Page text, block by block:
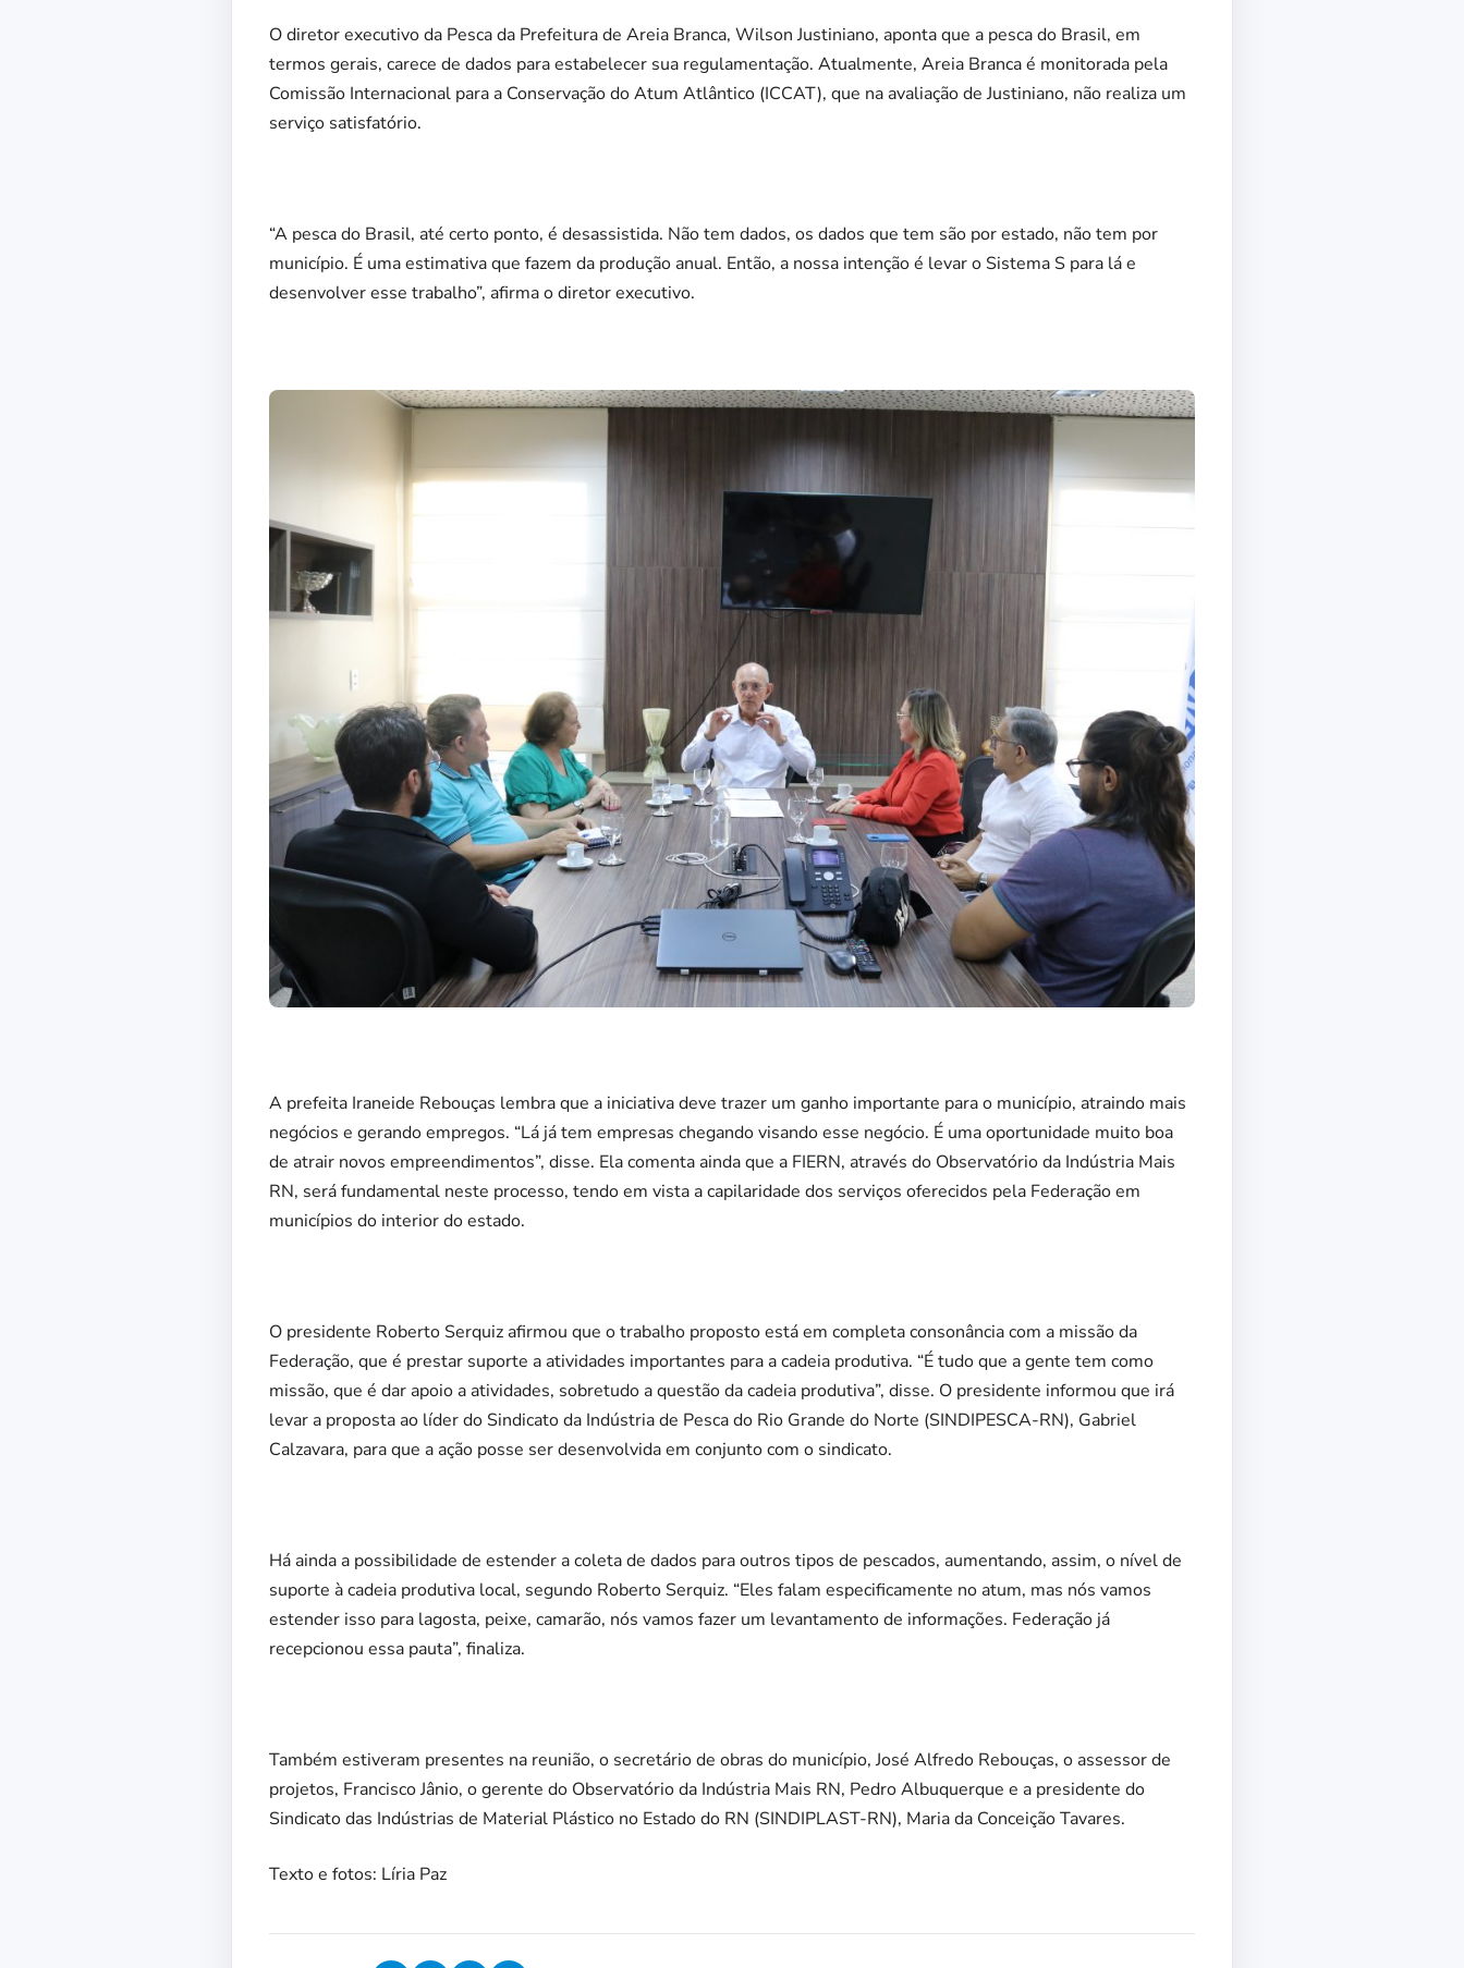
O diretor executivo da Pesca da Prefeitura de Areia Branca, Wilson Justiniano, aponta que a pesca do Brasil, em
termos gerais, carece de dados para estabelecer sua regulamentação. Atualmente, Areia Branca é monitorada pela
Comissão Internacional para a Conservação do Atum Atlântico (ICCAT), que na avaliação de Justiniano, não realiza um
serviço satisfatório.
“A pesca do Brasil, até certo ponto, é desassistida. Não tem dados, os dados que tem são por estado, não tem por
município. É uma estimativa que fazem da produção anual. Então, a nossa intenção é levar o Sistema S para lá e
desenvolver esse trabalho”, afirma o diretor executivo.
A prefeita Iraneide Rebouças lembra que a iniciativa deve trazer um ganho importante para o município, atraindo mais
negócios e gerando empregos. “Lá já tem empresas chegando visando esse negócio. É uma oportunidade muito boa
de atrair novos empreendimentos”, disse. Ela comenta ainda que a FIERN, através do Observatório da Indústria Mais
RN, será fundamental neste processo, tendo em vista a capilaridade dos serviços oferecidos pela Federação em
municípios do interior do estado.
O presidente Roberto Serquiz afirmou que o trabalho proposto está em completa consonância com a missão da
Federação, que é prestar suporte a atividades importantes para a cadeia produtiva. “É tudo que a gente tem como
missão, que é dar apoio a atividades, sobretudo a questão da cadeia produtiva”, disse. O presidente informou que irá
levar a proposta ao líder do Sindicato da Indústria de Pesca do Rio Grande do Norte (SINDIPESCA-RN), Gabriel
Calzavara, para que a ação posse ser desenvolvida em conjunto com o sindicato.
Há ainda a possibilidade de estender a coleta de dados para outros tipos de pescados, aumentando, assim, o nível de
suporte à cadeia produtiva local, segundo Roberto Serquiz. “Eles falam especificamente no atum, mas nós vamos
estender isso para lagosta, peixe, camarão, nós vamos fazer um levantamento de informações. Federação já
recepcionou essa pauta”, finaliza.
Também estiveram presentes na reunião, o secretário de obras do município, José Alfredo Rebouças, o assessor de
projetos, Francisco Jânio, o gerente do Observatório da Indústria Mais RN, Pedro Albuquerque e a presidente do
Sindicato das Indústrias de Material Plástico no Estado do RN (SINDIPLAST-RN), Maria da Conceição Tavares.
Texto e fotos: Líria Paz